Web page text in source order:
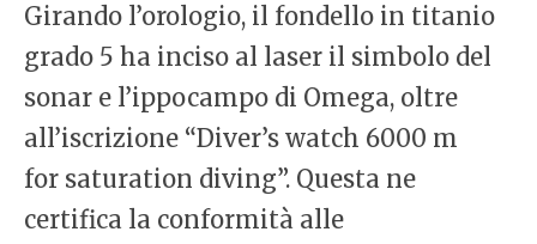
Girando l’orologio, il fondello in titanio
grado 5 ha inciso al laser il simbolo del
sonar e l’ippocampo di Omega, oltre
all’iscrizione “Diver’s watch 6000 m
for saturation diving”. Questa ne
certifica la conformità alle